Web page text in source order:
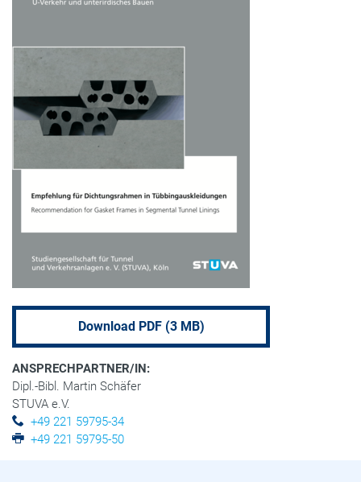
Download PDF (3 MB)
ANSPRECHPARTNER/IN:
Dipl.-Bibl. Martin Schäfer
STUVA e.V.
+49 221 59795-34
+49 221 59795-50